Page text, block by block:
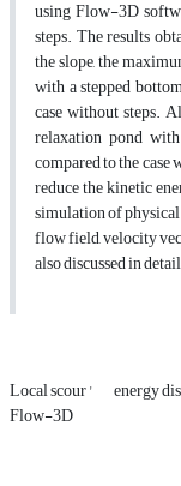
using Flow-3D
steps. The results
the slope, the
with a stepped
case without steps.
relaxation pond
compared to the
reduce the kinetic
simulation of
flow field, velocity
also discussed in
Local scour ' energy
Flow-3D